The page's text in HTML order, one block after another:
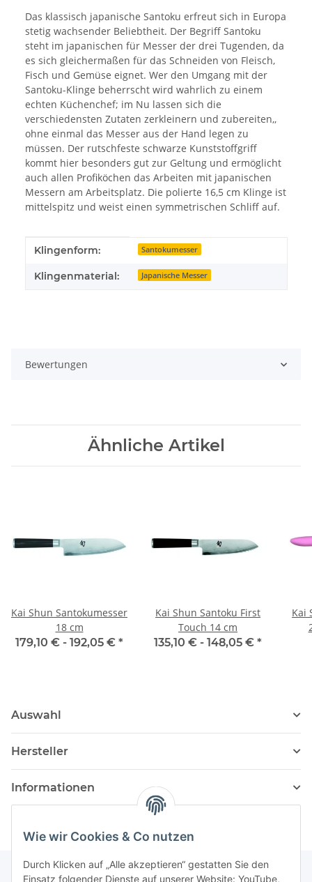
Wie wir Cookies & Co nutzen
Durch Klicken auf „Alle akzeptieren“ gestatten Sie den
Einsatz folgender Dienste auf unserer Website: YouTube,
Das klassisch japanische Santoku erfreut sich in Europa
stetig wachsender Beliebtheit. Der Begriff Santoku
steht im japanischen für Messer der drei Tugenden, da
es sich gleichermaßen für das Schneiden von Fleisch,
Fisch und Gemüse eignet. Wer den Umgang mit der
Santoku-Klinge beherrscht wird wahrlich zu einem
echten Küchenchef; im Nu lassen sich die
verschiedensten Zutaten zerkleinern und zubereiten,,
ohne einmal das Messer aus der Hand legen zu
müssen. Der rutschfeste schwarze Kunststoffgriff
kommt hier besonders gut zur Geltung und ermöglicht
auch allen Profiköchen das Arbeiten mit japanischen
Messern am Arbeitsplatz. Die polierte 16,5 cm Klinge ist
mittelspitz und weist einen symmetrischen Schliff auf.
Produkteigenschaft
Wert
Klingenform: Santokumesser
Klingenmaterial: Japanische Messer
Bewertungen
Ähnliche Artikel
Kai Shun Santokumesser
18 cm
179,10 € - 192,05 € *
Kai Shun Santoku First
Touch 14 cm
135,10 € - 148,05 € *
Kai
Auswahl
Hersteller
Informationen